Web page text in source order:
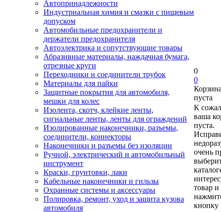
Автопринадлежности
Индустриальная химия и смазки с пищевым
допуском
Автомобильные предохранители и
держатели предохранителя
Автоэлектрика и сопутствующие товары
Абразивные материалы, наждачная бумага,
отрезные круги
Переходники и соединители трубок
Материалы для пайки
Защитные покрытия для автомобиля,
мешки для колес
Изолента, скотч, клейкие ленты,
сигнальные ленты, ленты для ограждений
Изолированные наконечники, разъемы,
соединители, коннекторы
Наконечники и разъемы без изоляции
Ручной, электрический и автомобильный
инструмент
Краски, грунтовки, лаки
Кабельные наконечники и гильзы
Охранные системы и аксессуары
Полировка, ремонт, уход и защита кузова
автомобиля
0
0
пуста
К
ваша
пуста.
очень
товар и
кнопку